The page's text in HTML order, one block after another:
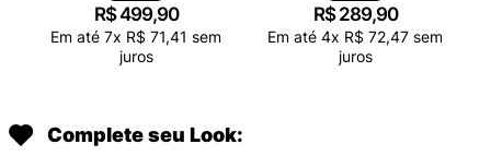
R$499,90
Em até 7x R$ 71,41 sem
juros
R$ 289,90
Em até 4x R$ 72,47 sem
juros
Complete seu Look: